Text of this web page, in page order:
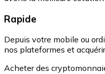
Rapide
Depuis votre mobile ou
nos plateformes et
Acheter des